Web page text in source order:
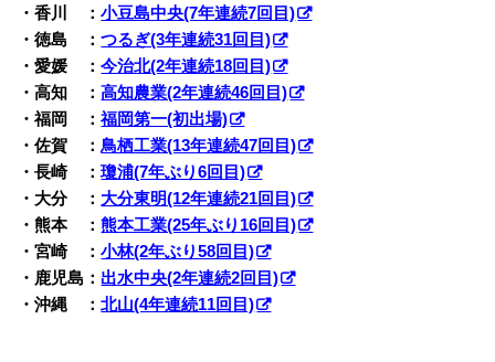
・香川 ：小豆島中央(7年連続7回目)
・徳島 ：つるぎ(3年連続31回目)
・愛媛 ：今治北(2年連続18回目)
・高知 ：高知農業(2年連続46回目)
・福岡 ：福岡第一(初出場)
・佐賀 ：鳥栖工業(13年連続47回目)
・長崎 ：瓊浦(7年ぶり6回目)
・大分 ： 大分東明(12年連続21回目)
・熊本 ：熊本工業(25年ぶり16回目)
・宮崎 ：小林(2年ぶり58回目)
・鹿児島： 出水中央(2年連続2回目)
・沖縄 ：北山(4年連続11回目)